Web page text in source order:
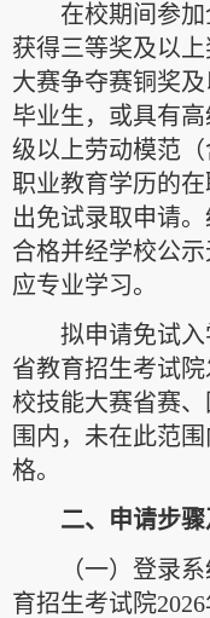
在校期间参
获得三等奖及以
大赛争夺赛铜奖
毕业生，或具有
级以上劳动模范
职业教育学历的
出免试录取申请
合格并经学校公
应专业学习。
拟申请免试
省教育招生考试
校技能大赛省赛
围内，未在此范
格。
二、申请步
（一）登录
育招生考试院